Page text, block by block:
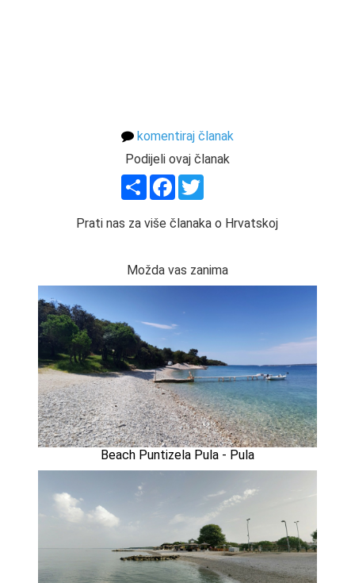
komentiraj članak
Podijeli ovaj članak
ShareFacebook
Prati nas za više članaka o Hrvatskoj
Možda vas zanima
Beach Puntizela Pula - Pula